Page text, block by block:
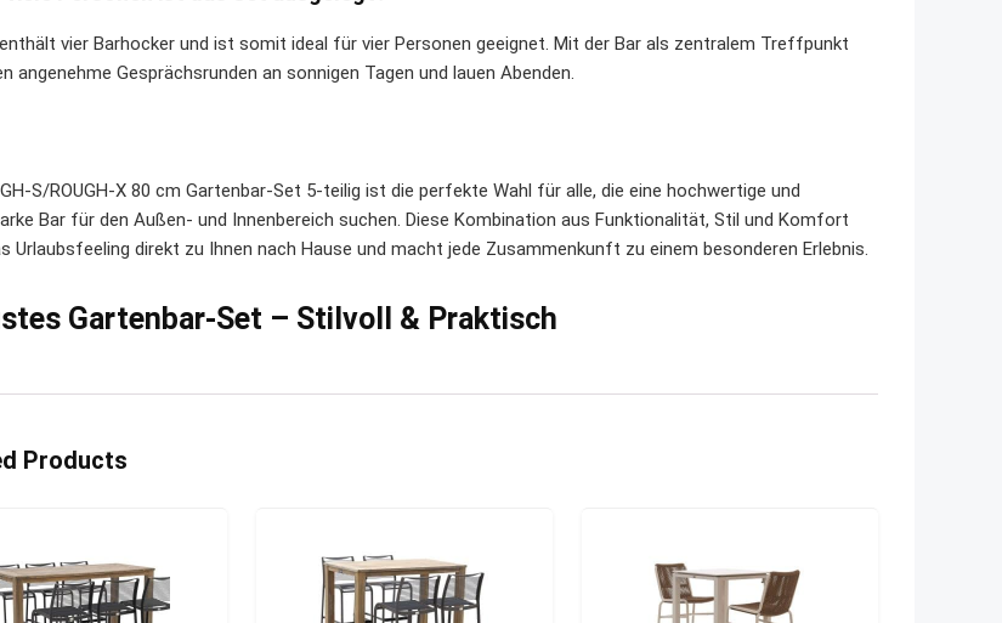
vier Barhocker und ist somit ideal für vier Personen geeignet. Mit der Bar als zentralem Treffpunkt
angenehme Gesprächsrunden an sonnigen Tagen und lauen Abenden.
S/ROUGH-X 80 cm Gartenbar-Set 5-teilig ist die perfekte Wahl für alle, die eine hochwertige und
Bar für den Außen- und Innenbereich suchen. Diese Kombination aus Funktionalität, Stil und Komfort
Urlaubsfeeling direkt zu Ihnen nach Hause und macht jede Zusammenkunft zu einem besonderen Erlebnis.
Gartenbar-Set – Stilvoll & Praktisch
Products